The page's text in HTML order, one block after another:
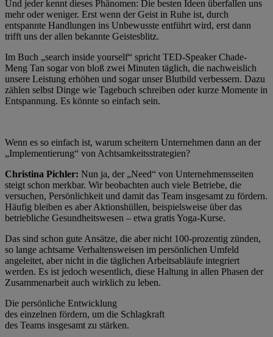
Und jeder kennt dieses Phänomen: Die besten Ideen überfallen uns
mehr oder weniger. Erst wenn der Geist in Ruhe ist, durch
entspannte Handlungen ins Unbewusste entführt wird, erst dann
trifft uns der allen bekannte Geistesblitz.
Im Buch „search inside yourself“ spricht TED-Speaker Chade-
Meng Tan sogar von bloß zwei Minuten täglich, die nachweislich
unsere Leistung erhöhen und sogar unser Blutbild verbessern. Dazu
zählen selbst Dinge wie Tagebuch schreiben oder kurze Momente in
Entspannung. Es könnte so einfach sein.
Wenn es so einfach ist, warum scheitern Unternehmen dann an der
„Implementierung“ von Achtsamkeitsstrategien?
Christina Pichler: Nun ja, der „Need“ von Unternehmensseiten
steigt schon merkbar. Wir beobachten auch viele Betriebe, die
versuchen, Persönlichkeit und damit das Team insgesamt zu fördern.
Häufig bleiben es aber Aktionshüllen, beispielsweise über das
betriebliche Gesundheitswesen – etwa gratis Yoga-Kurse.
Das sind schon gute Ansätze, die aber nicht 100-prozentig zünden,
so lange achtsame Verhaltensweisen im persönlichen Umfeld
angeleitet, aber nicht in die täglichen Arbeitsabläufe integriert
werden. Es ist jedoch wesentlich, diese Haltung in allen Phasen der
Zusammenarbeit auch wirklich zu leben.
Die persönliche Entwicklung
des einzelnen fördern, um die Schlagkraft
des Teams insgesamt zu stärken.